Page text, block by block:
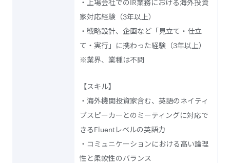
・上場会社でのIR業務における海外投資
家対応経験（3年以上）
・戦略設計、企画など「見立て・仕立
て・実行」に携わった経験（3年以上）
※業界、業種は不問
【スキル】
・海外機関投資家含む、英語のネイティ
ブスピーカーとのミーティングに対応で
きるFluentレベルの英語力
・コミュニケーションにおける高い論理
性と柔軟性のバランス